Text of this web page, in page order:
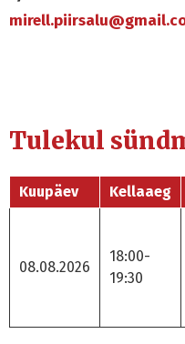
Tulekul
Kuupäev Kellaaeg
08.08.2026
18:00-
19:30